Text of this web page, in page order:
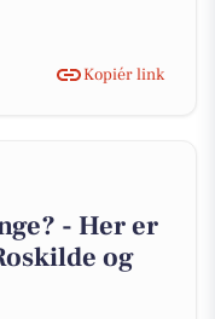
Kopiér link
- Her er
og